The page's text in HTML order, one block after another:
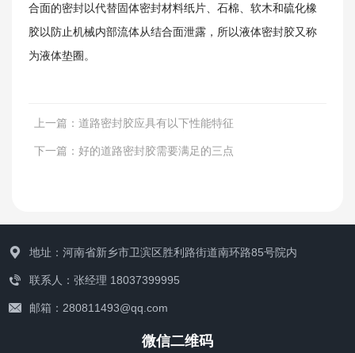
合面的密封以代替固体密封材料纸片、石棉、软木和硫化橡
胶以防止机械内部流体从结合面泄露，所以液体密封胶又称
为液体垫圈。
上一篇：道路密封胶应具有以下性能特征
下一篇：好的道路密封胶需要满足的三点
地址：河南省新乡市卫滨区胜利路街道南环路85号院内
联系人：张经理 18037399995
邮箱：280811493@qq.com
微信二维码